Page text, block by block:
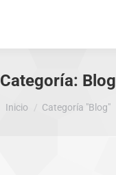
Categoría: Blog
Estás aquí:
Inicio Categoría "Blog"